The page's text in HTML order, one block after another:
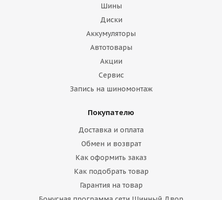
Шины
Диски
Аккумуляторы
Автотовары
Акции
Сервис
Запись на шиномонтаж
Покупателю
Доставка и оплата
Обмен и возврат
Как оформить заказ
Как подобрать товар
Гарантия на товар